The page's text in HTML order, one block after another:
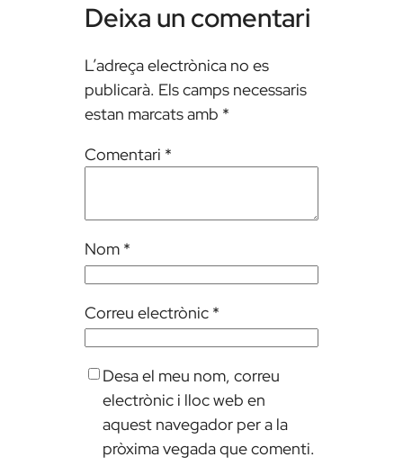
Deixa un comentari
L’adreça electrònica no es
publicarà. Els camps necessaris
estan marcats amb *
Comentari *
Nom *
Correu electrònic *
Desa el meu nom, correu
electrònic i lloc web en
aquest navegador per a la
pròxima vegada que comenti.